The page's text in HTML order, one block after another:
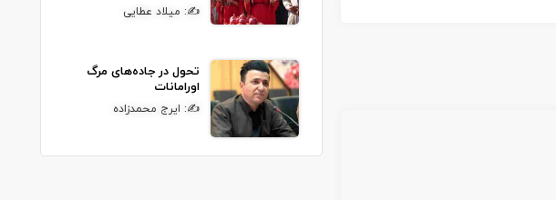
✍: میلاد عطایی
تحول در جاده‌های مرگ
اورامانات
✍: ایرج محمدزاده